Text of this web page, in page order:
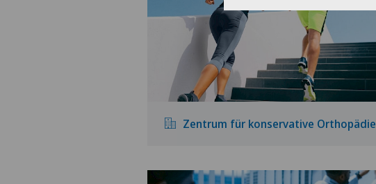
Zentrum für konservative Orthopädie